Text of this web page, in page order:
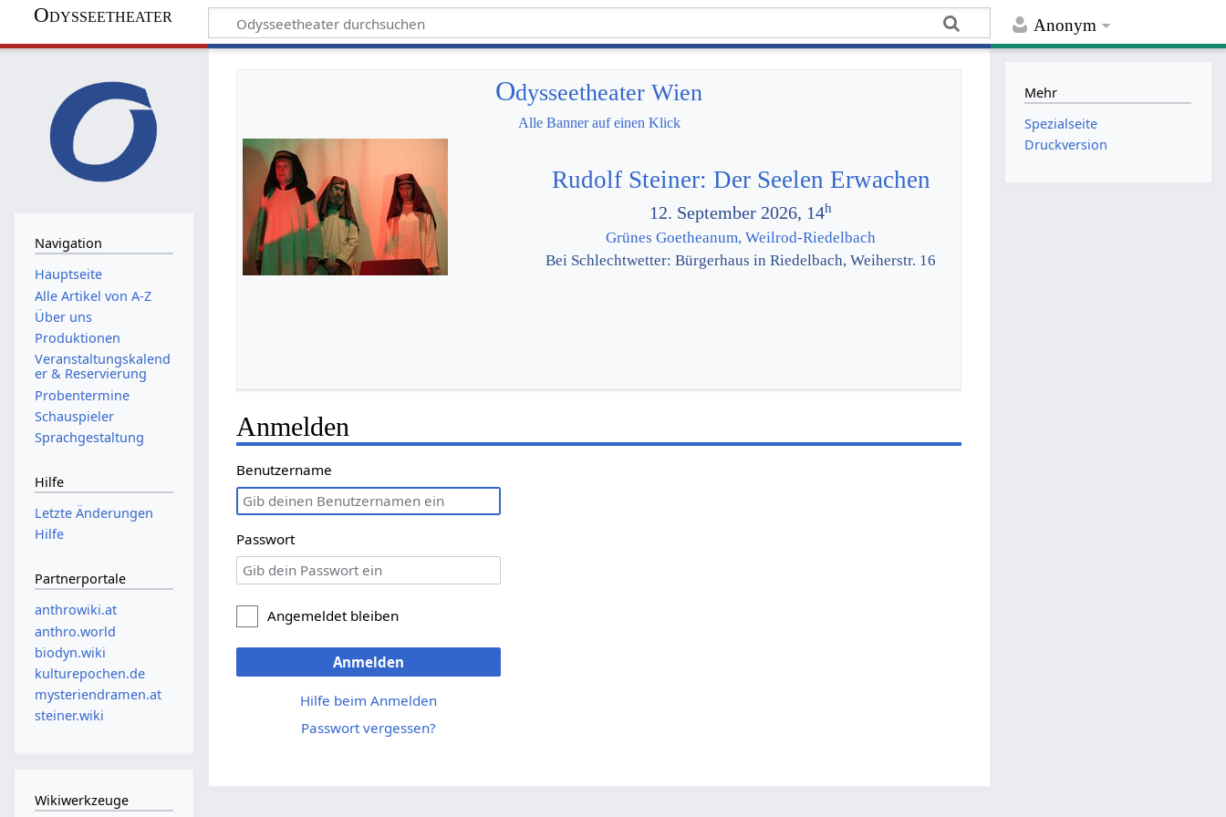
Anonym
Odysseetheater
Odysseetheater Wien
Alle Banner auf einen Klick
Rudolf Steiner: Der Seelen Erwachen
12. September 2026, 14h
Grünes Goetheanum, Weilrod-Riedelbach
Bei Schlechtwetter: Bürgerhaus in Riedelbach, Weiherstr. 16
Anmelden
Benutzername
Passwort
Angemeldet bleiben
Anmelden
Hilfe beim Anmelden
Passwort vergessen?
Navigation
Hauptseite
Alle Artikel von A-Z
Über uns
Produktionen
Veranstaltungskalend
er & Reservierung
Probentermine
Schauspieler
Sprachgestaltung
Hilfe
Letzte Änderungen
Hilfe
Partnerportale
anthrowiki.at
anthro.world
biodyn.wiki
kulturepochen.de
mysteriendramen.at
steiner.wiki
Wikiwerkzeuge
Mehr
Spezialseite
Druckversion